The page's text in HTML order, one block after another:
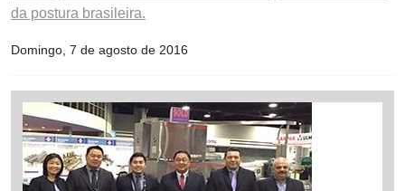
da postura brasileira.
Domingo, 7 de agosto de 2016